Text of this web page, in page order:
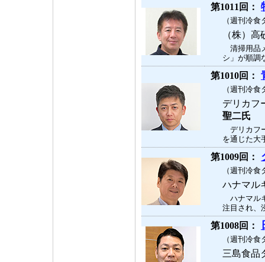
第1011回：
（週刊冷
（株）
清掃用品
シ」が順調
第1010回：
（週刊冷
デリカ
聖二氏
デリカフ
を通じた大
第1009回：
（週刊冷
ハナマ
ハナマル
注目され、
第1008回：
（週刊冷
三島食